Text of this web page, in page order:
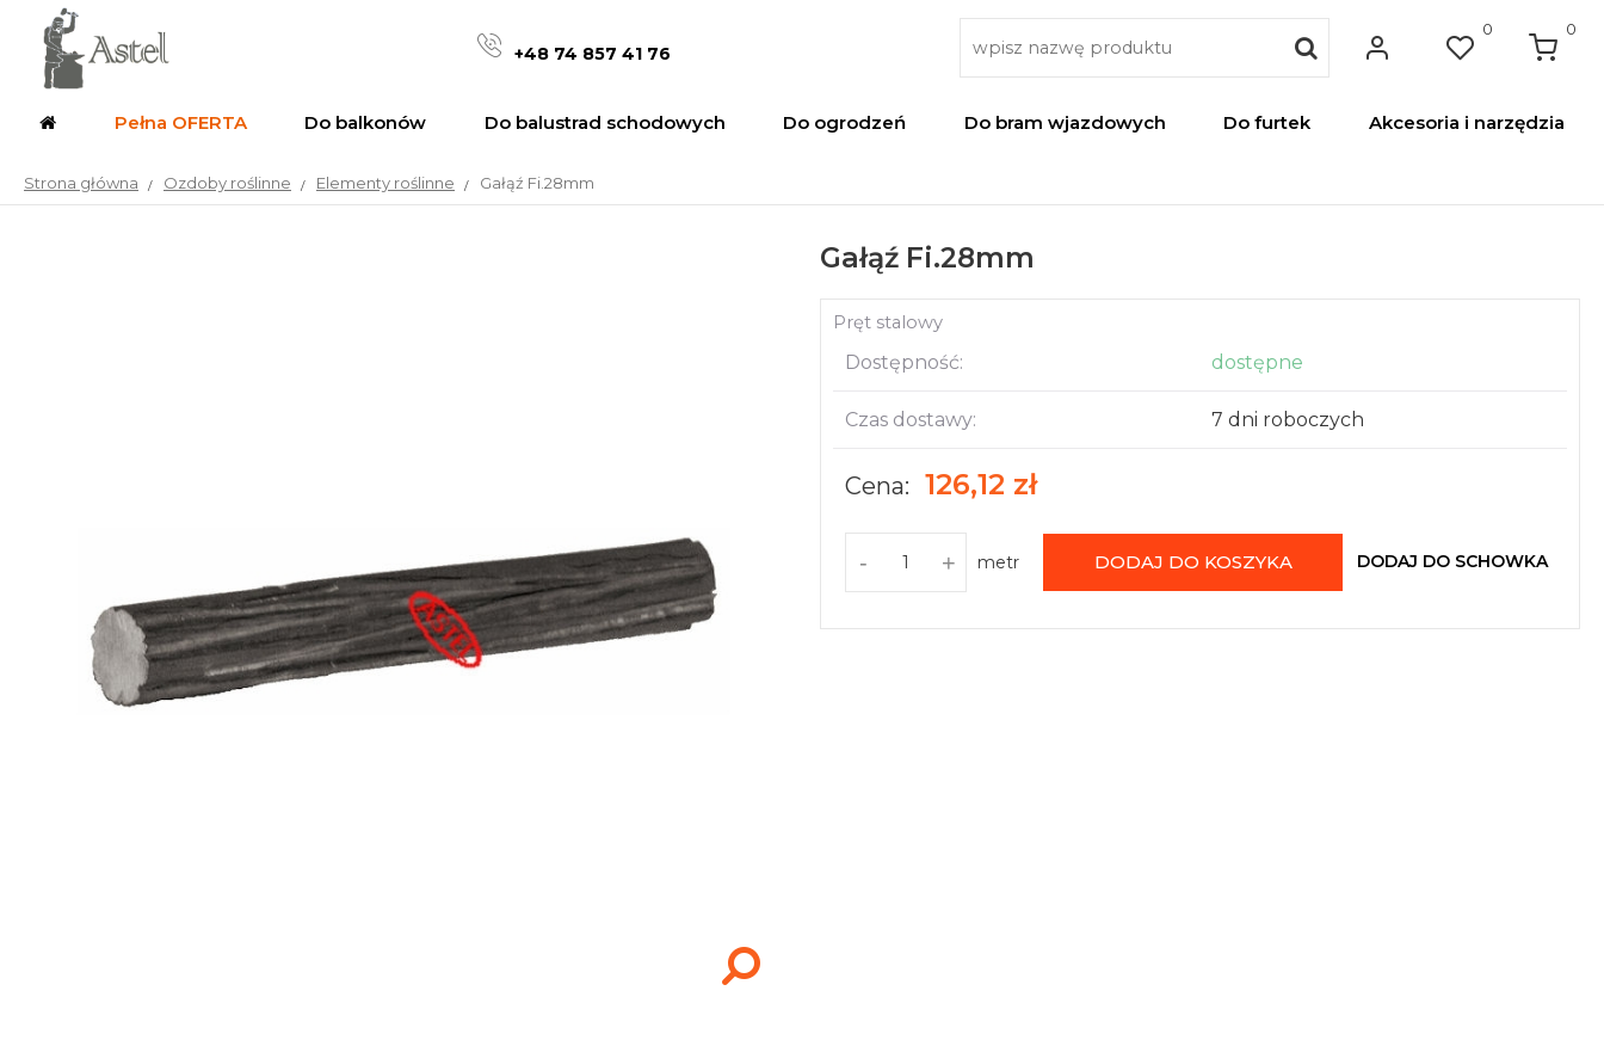
+48 74 857 41 76
0 0
Pełna OFERTA Do balkonów Do balustrad schodowych Do ogrodzeń Do bram wjazdowych Do furtek Akcesoria i narzędzia
Strona główna Ozdoby roślinne Elementy roślinne Gałąź Fi.28mm
Gałąź Fi.28mm
Pręt stalowy
Dostępność: dostępne
Czas dostawy: 7 dni roboczych
Cena: 126,12 zł
- + metr DODAJ DO KOSZYKA DODAJ DO SCHOWKA